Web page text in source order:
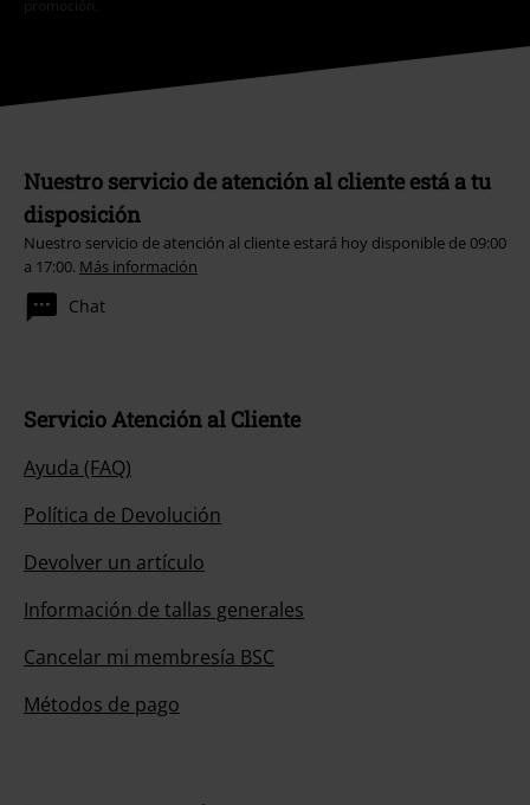
promoción.
Nuestro servicio de atención al cliente está a tu
disposición
Nuestro servicio de atención al cliente estará hoy disponible de 09:00
a 17:00. Más información
Chat
Servicio Atención al Cliente
Ayuda (FAQ)
Política de Devolución
Devolver un artículo
Información de tallas generales
Cancelar mi membresía BSC
Métodos de pago